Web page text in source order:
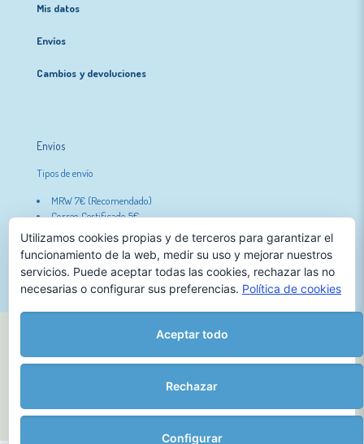
Mis datos
Envíos
Cambios y devoluciones
Envíos
Tipos de envío
MRW 7€ (Recomendado)
Correo Certificado 5€
Gratis con pedidos superiores a 50€.
Nórdicos en Adopción | 2026 |Envíos
Condiciones generales|Política de Cookies
Utilizamos cookies propias y de terceros para garantizar el
funcionamiento de la web, medir su uso y mejorar nuestros
servicios. Puede aceptar todas las cookies, rechazar las no
necesarias o configurar sus preferencias. Política de cookies
Aceptar todo
Rechazar
Configurar